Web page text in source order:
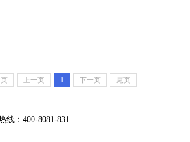
上一页 1 下一页 尾页
：400-8081-831